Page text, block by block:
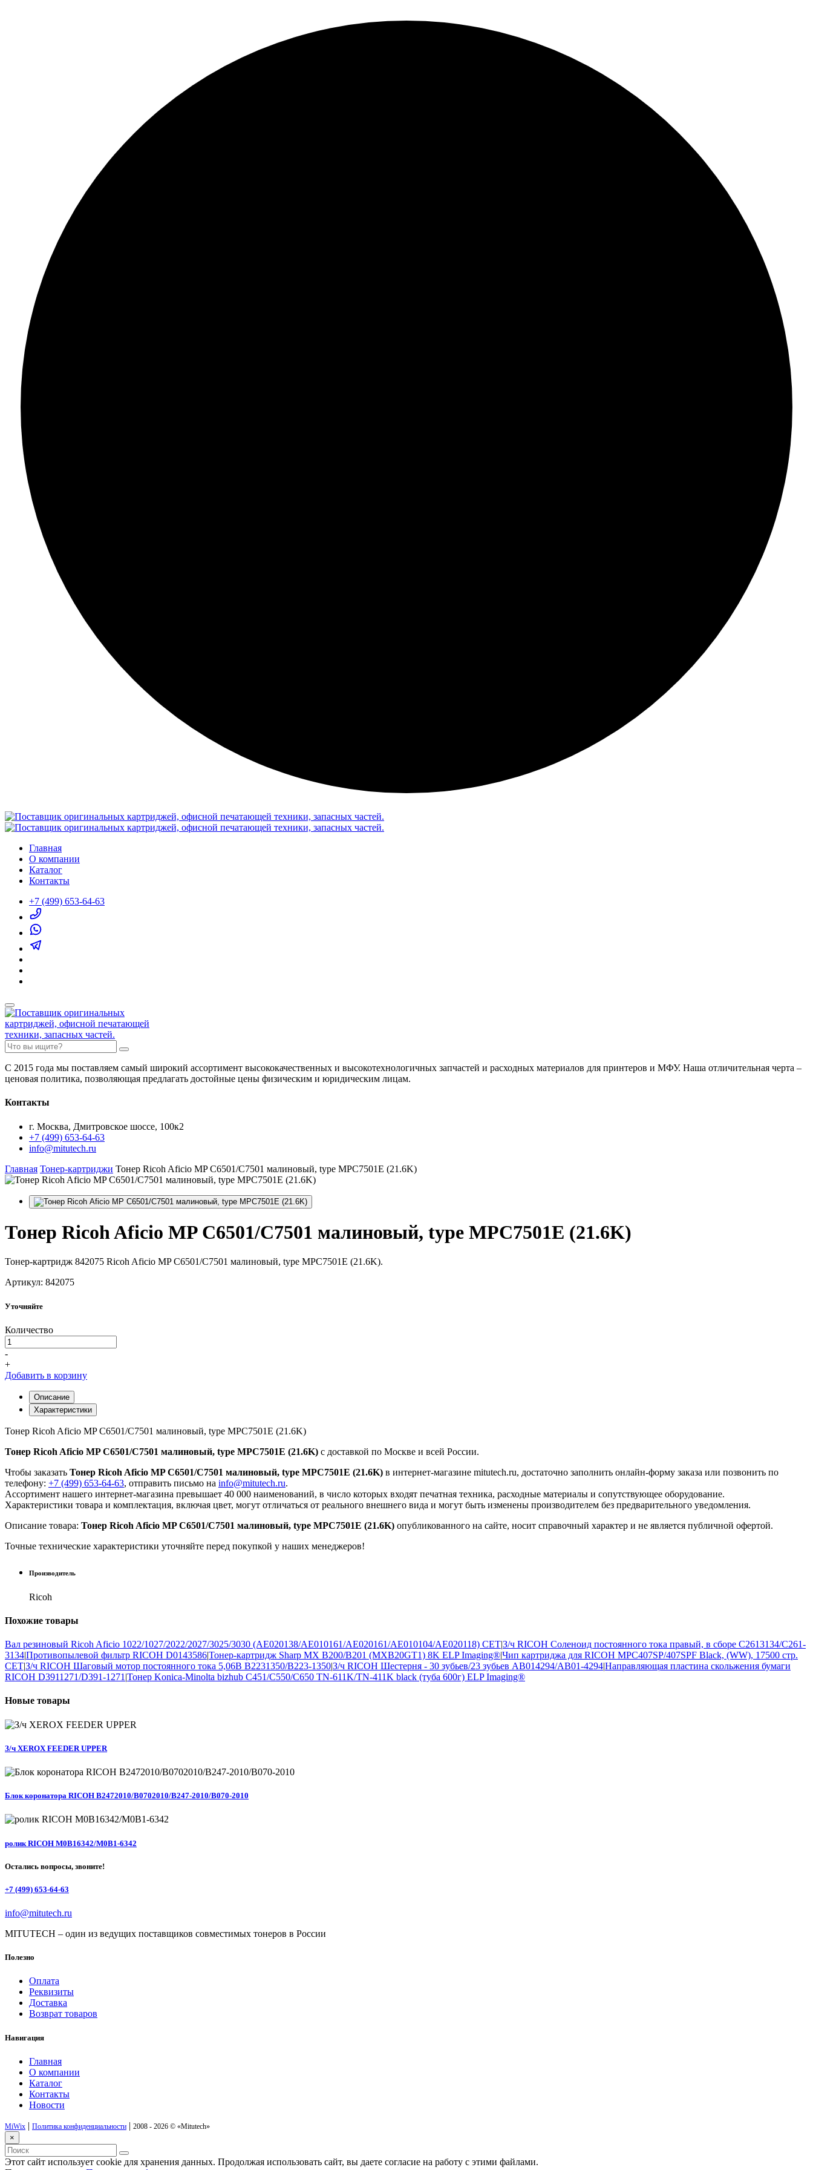
Главная
О компании
Каталог
Контакты
+7 (499) 653-64-63
С 2015 года мы поставляем самый широкий ассортимент высококачественных и высокотехнологичных запчастей и расходных материалов для принтеров и МФУ. Наша отличительная черта –
ценовая политика, позволяющая предлагать достойные цены физическим и юридическим лицам.
Контакты
г. Москва, Дмитровское шоссе, 100к2
+7 (499) 653-64-63
info@mitutech.ru
Главная Тонер-картриджи Тонер Ricoh Aficio MP C6501/C7501 малиновый, type MPC7501E (21.6K)
Тонер Ricoh Aficio MP C6501/C7501 малиновый, type MPC7501E (21.6K)
Тонер-картридж 842075 Ricoh Aficio MP C6501/C7501 малиновый, type MPC7501E (21.6K).
Артикул: 842075
Уточняйте
Количество
-
+
Добавить в корзину
Описание
Характеристики
Тонер Ricoh Aficio MP C6501/C7501 малиновый, type MPC7501E (21.6K)
Тонер Ricoh Aficio MP C6501/C7501 малиновый, type MPC7501E (21.6K) с доставкой по Москве и всей России.
Чтобы заказать Тонер Ricoh Aficio MP C6501/C7501 малиновый, type MPC7501E (21.6K) в интернет-магазине mitutech.ru, достаточно заполнить онлайн-форму заказа или позвонить по
телефону: +7 (499) 653-64-63, отправить письмо на info@mitutech.ru.
Ассортимент нашего интернет-магазина превышает 40 000 наименований, в число которых входят печатная техника, расходные материалы и сопутствующее оборудование.
Характеристики товара и комплектация, включая цвет, могут отличаться от реального внешнего вида и могут быть изменены производителем без предварительного уведомления.
Описание товара: Тонер Ricoh Aficio MP C6501/C7501 малиновый, type MPC7501E (21.6K) опубликованного на сайте, носит справочный характер и не является публичной офертой.
Точные технические характеристики уточняйте перед покупкой у наших менеджеров!
Производитель
Ricoh
Похожие товары
Вал резиновый Ricoh Aficio 1022/1027/2022/2027/3025/3030 (AE020138/AE010161/AE020161/AE010104/AE020118) CET|З/ч RICOH Соленоид постоянного тока правый, в сборе C2613134/C261-
3134|Противопылевой фильтр RICOH D0143586|Тонер-картридж Sharp MX B200/B201 (MXB20GT1) 8K ELP Imaging®|Чип картриджа для RICOH MPC407SP/407SPF Black, (WW), 17500 стр.
CET|З/ч RICOH Шаговый мотор постоянного тока 5,06В B2231350/B223-1350|З/ч RICOH Шестерня - 30 зубьев/23 зубьев AB014294/AB01-4294|Направляющая пластина скольжения бумаги
RICOH D3911271/D391-1271 |Тонер Konica-Minolta bizhub C451/C550/C650 TN-611K/TN-411K black (туба 600г) ELP Imaging®
Новые товары
З/ч XEROX FEEDER UPPER
Блок коронатора RICOH B2472010/B0702010/B247-2010/B070-2010
ролик RICOH M0B16342/M0B1-6342
Остались вопросы, звоните!
+7 (499) 653-64-63
info@mitutech.ru
MITUTECH – один из ведущих поставщиков совместимых тонеров в России
Полезно
Оплата
Реквизиты
Доставка
Возврат товаров
Навигация
Главная
О компании
Каталог
Контакты
Новости
MiWix | Политика конфиденциальности | 2008 - 2026 © «Mitutech»
×
Этот сайт использует cookie для хранения данных. Продолжая использовать сайт, вы даете согласие на работу с этими файлами.